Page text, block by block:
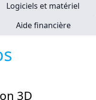
Logiciels et matériel
Aide financière
3D